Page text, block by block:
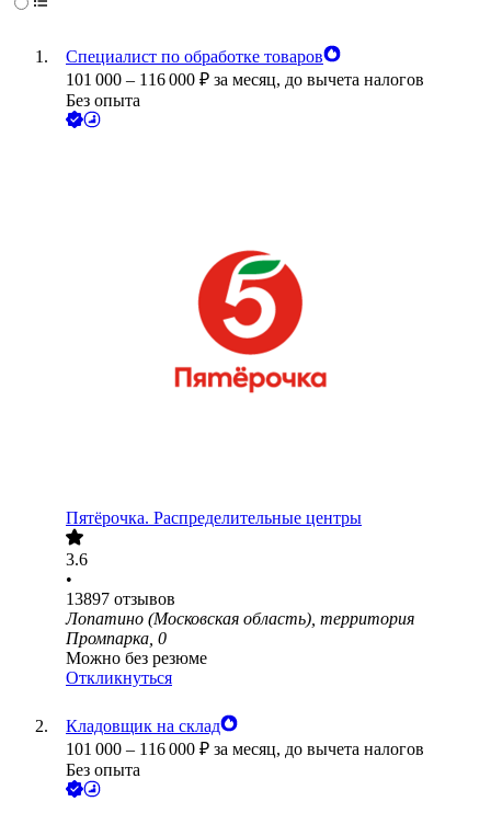
Специалист по обработке товаров
101 000 – 116 000 ₽ за месяц, до вычета налогов
Без опыта
Пятёрочка. Распределительные центры
3.6
•
13897 отзывов
Лопатино (Московская область), территория
Промпарка, 0
Можно без резюме
Откликнуться
Кладовщик на склад
101 000 – 116 000 ₽ за месяц, до вычета налогов
Без опыта